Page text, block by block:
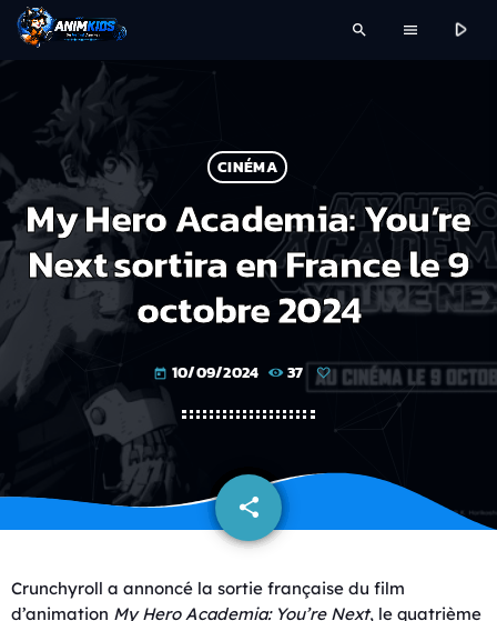
search menu play_arrow
CINÉMA
My Hero Academia: You’re
Next sortira en France le 9
octobre 2024
today 10/09/2024 37
share
email
Crunchyroll a annoncé la sortie française du film
d’animation My Hero Academia: You’re Next, le quatrième